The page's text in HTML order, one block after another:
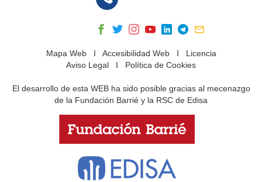
Mapa WebI Accesibilidad WebI Licencia
Aviso Legal I Política de Cookies
El desarrollo de esta WEB ha sido posible gracias al mecenazgo
de la Fundación Barrié y la RSC de Edisa